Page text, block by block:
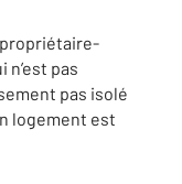
pas
pas isolé
logement est